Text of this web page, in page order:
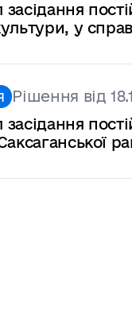
у
Рішення від
засідання